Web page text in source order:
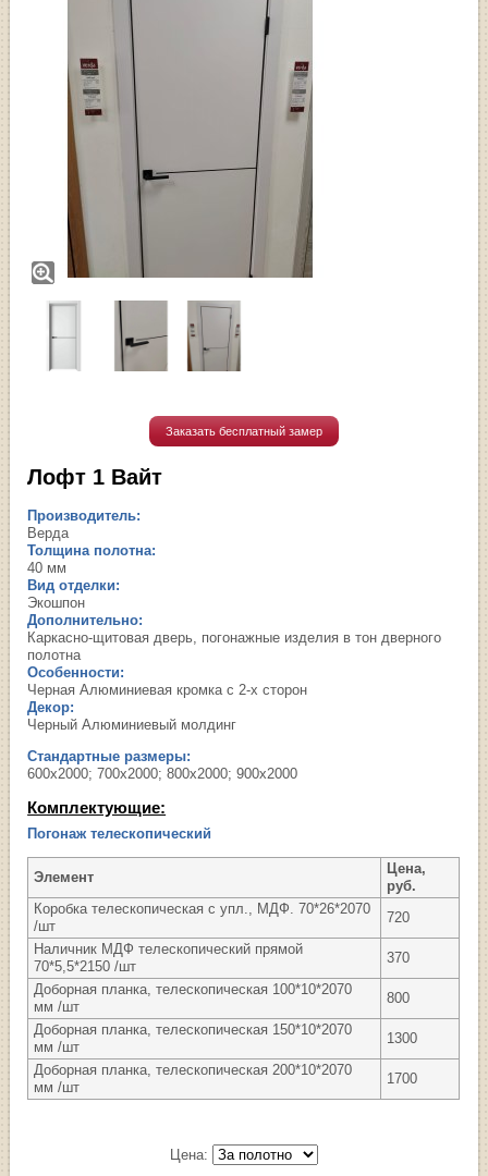
Заказать бесплатный замер
Лофт 1 Вайт
Производитель:
Верда
Толщина полотна:
40 мм
Вид отделки:
Экошпон
Дополнительно:
Каркасно-щитовая дверь, погонажные изделия в тон дверного
полотна
Особенности:
Черная Алюминиевая кромка с 2-х сторон
Декор:
Черный Алюминиевый молдинг
Стандартные размеры:
600х2000; 700х2000; 800х2000; 900х2000
Комплектующие:
Погонаж телескопический
Элемент
Цена,
руб.
Коробка телескопическая с упл., МДФ. 70*26*2070
/шт
720
Наличник МДФ телескопический прямой
70*5,5*2150 /шт
370
Доборная планка, телескопическая 100*10*2070
мм /шт
800
Доборная планка, телескопическая 150*10*2070
мм /шт
1300
Доборная планка, телескопическая 200*10*2070
мм /шт
1700
Цена: